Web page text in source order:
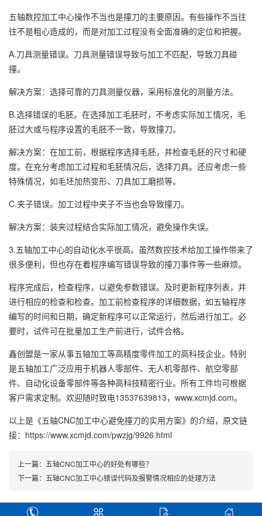
五轴数控加工中心操作不当也是撞刀的主要原因。有些操作不当往
往不是粗心造成的，而是对加工过程没有全面准确的定位和把握。
A.刀具测量错误。刀具测量错误导致与加工不匹配，导致刀具碰
撞。
解决方案：选择可靠的刀具测量仪器，采用标准化的测量方法。
B.选择错误的毛胚。在选择加工毛胚时，不考虑实际加工情况，毛
胚过大或与程序设置的毛胚不一致，导致撞刀。
解决方案：在加工前，根据程序选择毛胚，并检查毛胚的尺寸和硬
度。在充分考虑加工过程和毛胚情况后，选择刀具。还应考虑一些
特殊情况，如毛坯加热变形、刀具加工磨损等。
C.夹子错误。加工过程中夹子不当也会导致撞刀。
解决方案：装夹过程结合实际加工情况，避免操作失误。
3.五轴加工中心的自动化水平很高。虽然数控技术给加工操作带来了
很多便利，但也存在着程序编写错误导致的撞刀事件等一些麻烦。
程序完成后，检查程序，以避免参数错误。及时更新程序列表，并
进行相应的检查和检查。加工前检查程序的详细数据，如五轴程序
编写的时间和日期，确定新程序可以正常运行，然后进行加工。必
要时，试件可在批量加工生产前进行，试件合格。
鑫创盟是一家从事五轴加工等高精度零件加工的高科技企业。特别
是五轴加工广泛应用于机器人零部件、无人机零部件、航空零部
件、自动化设备零部件等各种高科技精密行业。所有工件均可根据
客户需求定制。欢迎随时致电13537639813，www.xcmjd.com。
以上是 《五轴CNC加工中心避免撞刀的实用方案》 的介绍，原文链
接： https://www.xcmjd.com/pwzjg/9926.html
上一篇： 五轴CNC加工中心的好处有哪些？
下一篇： 五轴CNC加工中心错误代码及报警情况相应的处理方法